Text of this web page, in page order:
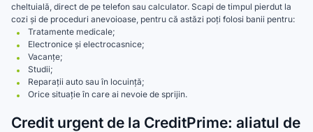
cheltuială, direct de pe telefon sau calculator. Scapi de timpul pierdut la
cozi și de proceduri anevoioase, pentru că astăzi poți folosi banii pentru:
Tratamente medicale;
Electronice și electrocasnice;
Vacanțe;
Studii;
Reparații auto sau în locuință;
Orice situație în care ai nevoie de sprijin.
Credit urgent de la CreditPrime: aliatul de